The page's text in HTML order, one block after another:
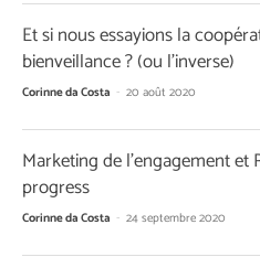
Et si nous essayions la
bienveillance ? (ou l’inverse)
Corinne da Costa - 20 août 2020
Marketing de l’engagement et
progress
Corinne da Costa - 24 septembre 2020